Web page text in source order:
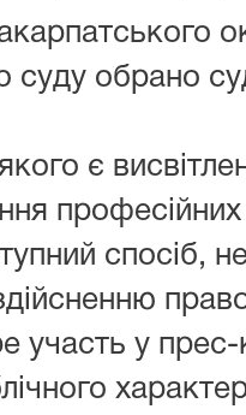
суду обрано
є
спосіб,
участь у